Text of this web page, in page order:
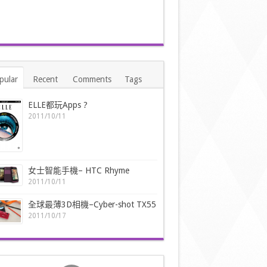
Recent Comments Tags
ELLE都玩Apps ?
2011/10/11
女士智能手機– HTC Rhyme
2011/10/11
全球最薄3D相機–Cyber-shot TX55
2011/10/17